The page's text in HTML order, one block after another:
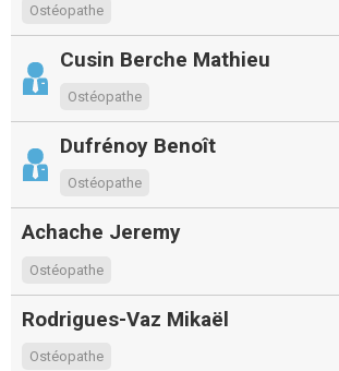
Ostéopathe
Cusin Berche Mathieu
Ostéopathe
Dufrénoy Benoît
Ostéopathe
Achache Jeremy
Ostéopathe
Rodrigues-Vaz Mikaël
Ostéopathe